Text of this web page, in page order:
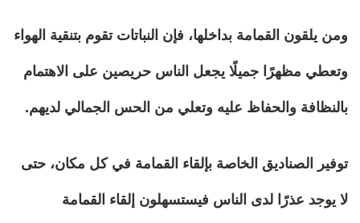
ومن يلقون القمامة بداخلها، فإن النباتات تقوم بتنقية الهواء
وتعطي مظهرًا جميلًا يجعل الناس حريصين على الاهتمام
بالنظافة والحفاظ عليه وتعلي من الحس الجمالي لديهم.
توفير الصناديق الخاصة بإلقاء القمامة في كل مكان، حتى
لا يوجد عذرًا لدى الناس فيستسهلون إلقاء القمامة